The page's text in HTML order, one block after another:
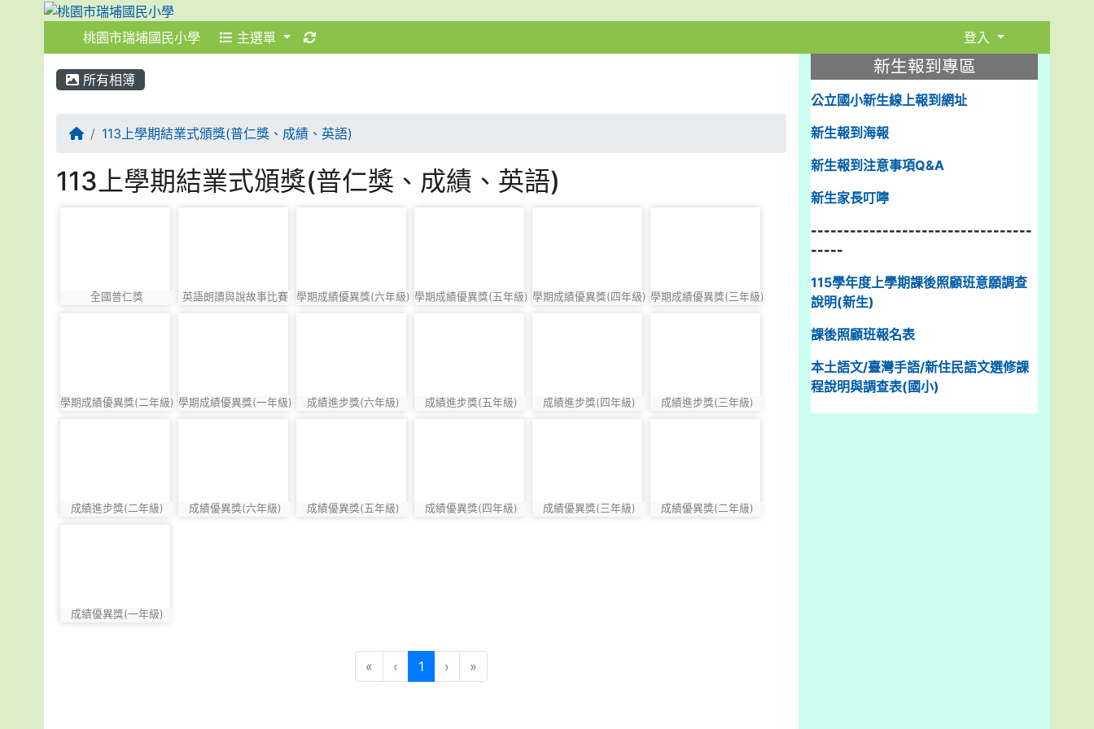
桃園市瑞埔國民小學 ::: 主選單 登入
所有相簿
113上學期結業式頒獎(普仁獎、成績、英語)
113上學期結業式頒獎(普仁獎、成績、英語)
全國普仁獎
photo:815 英語朗讀與說故事比賽
photo:816 學期成績優異獎(六年級)
photo:817 學期成績優異獎(五年級)
photo:818 學期成績優異獎(四年級)
photo:819 學期成績優異獎(三年級)
photo:820
學期成績優異獎(二年級)
photo:821 學期成績優異獎(一年級)
photo:822 成績進步獎(六年級)
photo:823 成績進步獎(五年級)
photo:824 成績進步獎(四年級)
photo:825 成績進步獎(三年級)
photo:826
成績進步獎(二年級)
photo:827 成績優異獎(六年級)
photo:828 成績優異獎(五年級)
photo:829 成績優異獎(四年級)
photo:830 成績優異獎(三年級)
photo:831 成績優異獎(二年級)
photo:832
成績優異獎(一年級)
photo:833
« ‹ 1(current)
› »
新生報到專區
公立國小新生線上報到網址
新生報到海報
新生報到注意事項Q&A
新生家長叮嚀
----------------------------------
-----
115學年度上學期課後照顧班意願調查
說明(新生)
課後照顧班報名表
本土語文/臺灣手語/新住民語文選修課
程說明與調查表(國小)